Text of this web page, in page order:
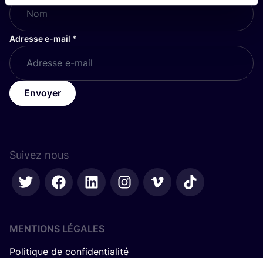
Adresse e-mail *
Envoyer
Suivez nous
MENTIONS LÉGALES
Politique de confidentialité